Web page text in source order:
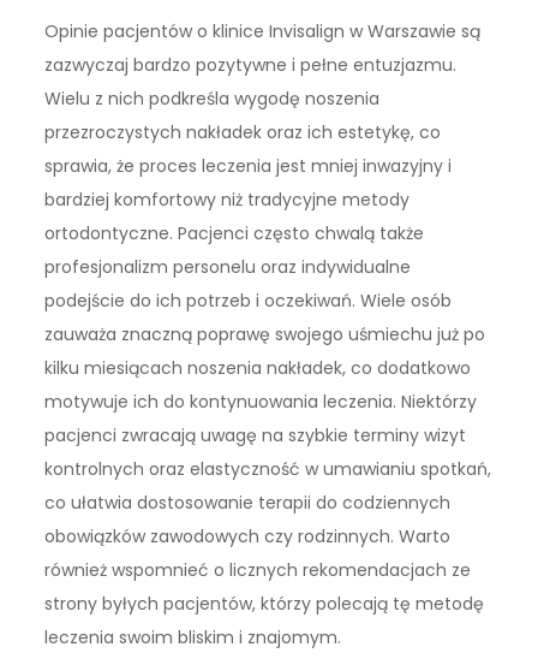
Opinie pacjentów o klinice Invisalign w Warszawie są
zazwyczaj bardzo pozytywne i pełne entuzjazmu.
Wielu z nich podkreśla wygodę noszenia
przezroczystych nakładek oraz ich estetykę, co
sprawia, że proces leczenia jest mniej inwazyjny i
bardziej komfortowy niż tradycyjne metody
ortodontyczne. Pacjenci często chwalą także
profesjonalizm personelu oraz indywidualne
podejście do ich potrzeb i oczekiwań. Wiele osób
zauważa znaczną poprawę swojego uśmiechu już po
kilku miesiącach noszenia nakładek, co dodatkowo
motywuje ich do kontynuowania leczenia. Niektórzy
pacjenci zwracają uwagę na szybkie terminy wizyt
kontrolnych oraz elastyczność w umawianiu spotkań,
co ułatwia dostosowanie terapii do codziennych
obowiązków zawodowych czy rodzinnych. Warto
również wspomnieć o licznych rekomendacjach ze
strony byłych pacjentów, którzy polecają tę metodę
leczenia swoim bliskim i znajomym.